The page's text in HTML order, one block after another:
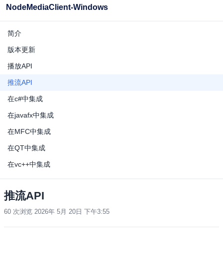
NodeMediaClient-Windows
简介
版本更新
播放API
推流API
在c#中集成
在javafx中集成
在MFC中集成
在QT中集成
在vc++中集成
推流API
60 次浏览 2026年 5月 20日 下午3:55